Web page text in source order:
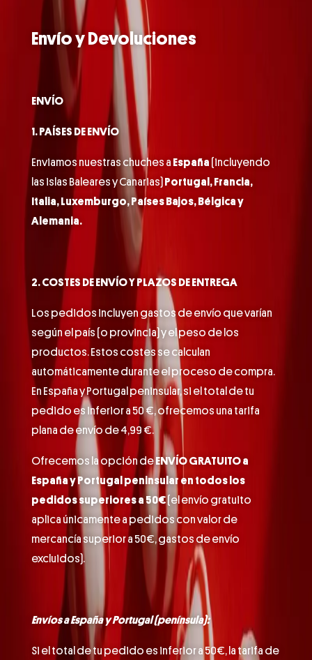
Envío y Devoluciones
ENVÍO
1. PAÍSES DE ENVÍO
Enviamos nuestras chuches a España (incluyendo
las islas Baleares y Canarias)
Portugal, Francia,
Italia, Luxemburgo, Países Bajos, Bélgica y
Alemania.
2. COSTES DE ENVÍO Y PLAZOS DE ENTREGA
Los pedidos incluyen gastos de envío que varían
según el país (o provincia) y el peso de los
productos. Estos costes se calculan
automáticamente durante el proceso de compra.
En España y Portugal peninsular, si el total de tu
pedido es inferior a 50 €, ofrecemos una tarifa
plana de envío de 4,99 €.
Ofrecemos la opción de ENVÍO GRATUITO a
España y Portugal peninsular en todos los
pedidos superiores a 50€ (el envío gratuito
aplica únicamente a pedidos con valor de
mercancía superior a 50€, gastos de envío
excluidos).
Envíos a España y Portugal (península):
Si el total de tu pedido es inferior a 50€, la tarifa de